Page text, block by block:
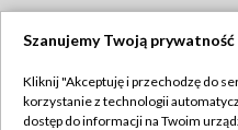
Szanujemy Twoją prywatność
Kliknij "Akceptuję i przechodzę do
korzystanie z technologii
dostęp do informacji na Twoim